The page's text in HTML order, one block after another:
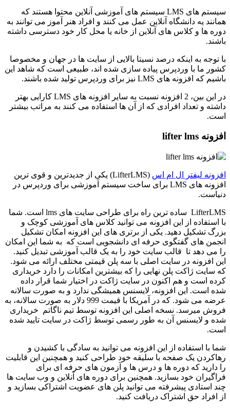
سیستم های LMS سیستم های آموزشی آنلاین محتوا هستند که
همانند یه دانشگاه آنلاین عمل می کنند و افراد هنر آموز می توانند به
دوره ها و کلاس های آنلاین از خانه یا محل کار خود دسترسی داشته
باشند.
با توجه به اینکه درصد نسیتا بالایی از سایت ها در جهان و مخصوصا
کشور ما با وردپرس پیاده سازی شده اند، طبیعی است که شاهد این
باشیم که افزونه های LMS نیز برای وردپرس تولید شده باشند.
در این بین، 2 افزونه نسبت به سایر افزونه های LMS کارایی بهتر
داشته و تعداد افرادی که از آن ها استفاده می کنند به مراتب بیشتر
است.
افزونه lifter lms
افزونه لیفتر ال ام اس
(LifterLMS) یکی از جدیدترین و قوی‌ ترین
افزونه های LMS برای ساخت سیستم آموزشی برای وردپرس در
دنیاست.
LifterLMS ساده ترین راه برای طراحی سایت ‌های lms است. شما
با استفاده از این افزونه می توانید کلاس های آموزشی کوچک و
بزرگ تشکیل دهید. یکی از برتری های این افزونه امکان تشکیل
انجمن‌ های گفتگوی حرفه ‌ای دانشجویی است که به شما این امکان
را می دهد تا قالب سایت خود را به یک قالب آموزشی تبدیل کنید.
این افزونه در سایت اصلی با سه پلن قیمتی مختلف ارائه می شود.
که سایت ژاکت پلن نهایی را که بیشترین امکانات را دارد خریداری
کرده‌ است و هم اکنون در سایت ژاکت در اختیار شما قرار داده
شده است. این افزونه، لایسنس همیشگی ندارد و به صورت سالانه
عرضه می شود. که در آمریکا با قیمت 999 دلار به صورت سالانه، به
فروش میرسد. نسخه اصلی این افزونه توسط تیم ناگاتم خریداری
شده و لایسنس آن به طور رسمی توسط ژاکت در سایت تایید شده
است.
شما با استفاده از این افزونه می توانید به سادگی با کشیدن و
رهاکردن یک صفحه با سلیقه خود طراحی کنید و همچنین این قابلیت
را دارید که دوره‌ ها و درس ‌ها و آزمون‌ های حرفه‌ ای برای
فراگیران خود بسازید. همچنین برای دوره‌ های آنلاین و وب سایت‌ ها
چند استادی پیشرفته می توانید پلن‌ های عضویت اشتراکی بسازید و
از افراد حق اشتراک دریافت کنید.